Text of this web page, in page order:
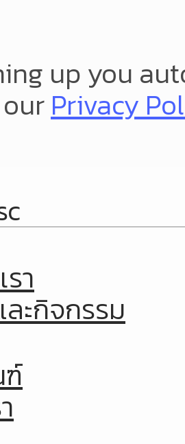
up you
Privacy
า
ละกิจกรรม